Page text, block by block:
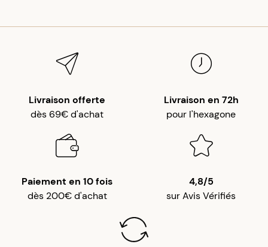
Livraison offerte
dès 69€ d'achat
Livraison en 72h
pour l'hexagone
Paiement en 10 fois
dès 200€ d'achat
4,8/5
sur Avis Vérifiés